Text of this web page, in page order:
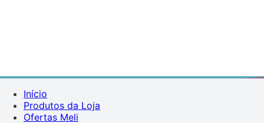
Início
Produtos da Loja
Ofertas Meli